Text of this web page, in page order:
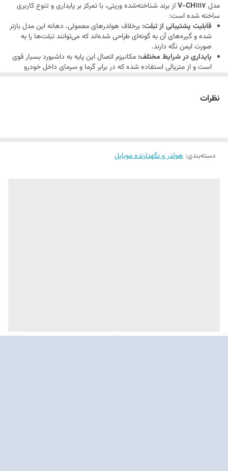
مدل V-CH1117از برند شناخته‌شده وریتی، با تمرکز بر پایداری و تنوع کاربری
ساخته شده است:
قابلیت پشتیبانی از تبلت: برخلاف هولدرهای معمولی، دهانه این مدل بازتر
شده و گیره‌های آن به گونه‌ای طراحی شده‌اند که می‌توانند تبلت‌ها را به
صورت ایمن نگه دارند.
پایداری در شرایط مختلف: مکانیزم اتصال این پایه به داشبورد بسیار قوی
است و از متریالی استفاده شده که در برابر گرما و سرمای داخل خودرو
کیفیت ساخت برند وریتی:
بالا معروف است و V-CH1117 نیز از این قاعده مستثنی نیست؛ بدنه
نظرات
دسته‌بندی: هولدر و نگهدارنده موبایل